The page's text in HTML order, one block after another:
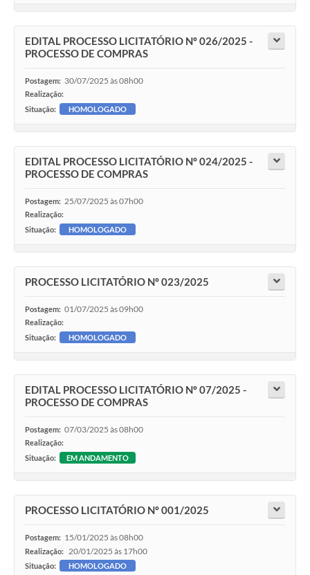
EDITAL PROCESSO LICITATÓRIO Nº 026/2025 -
PROCESSO DE COMPRAS
Postagem: 30/07/2025 às 08h00
Realização:
Situação:
HOMOLOGADO
EDITAL PROCESSO LICITATÓRIO Nº 024/2025 -
PROCESSO DE COMPRAS
Postagem: 25/07/2025 às 07h00
Realização:
Situação:
HOMOLOGADO
PROCESSO LICITATÓRIO Nº 023/2025
Postagem: 01/07/2025 às 09h00
Realização:
Situação:
HOMOLOGADO
EDITAL PROCESSO LICITATÓRIO Nº 07/2025 -
PROCESSO DE COMPRAS
Postagem: 07/03/2025 às 08h00
Realização:
Situação:
EM ANDAMENTO
PROCESSO LICITATÓRIO Nº 001/2025
Postagem: 15/01/2025 às 08h00
Realização: 20/01/2025 às 17h00
Situação: HOMOLOGADO